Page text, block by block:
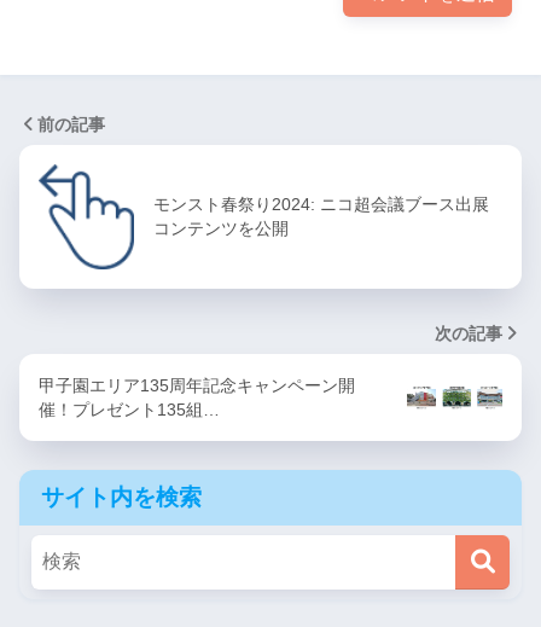
前の記事
モンスト春祭り2024: ニコ超会議ブース出展
コンテンツを公開
次の記事
甲子園エリア135周年記念キャンペーン開
催！プレゼント135組…
サイト内を検索